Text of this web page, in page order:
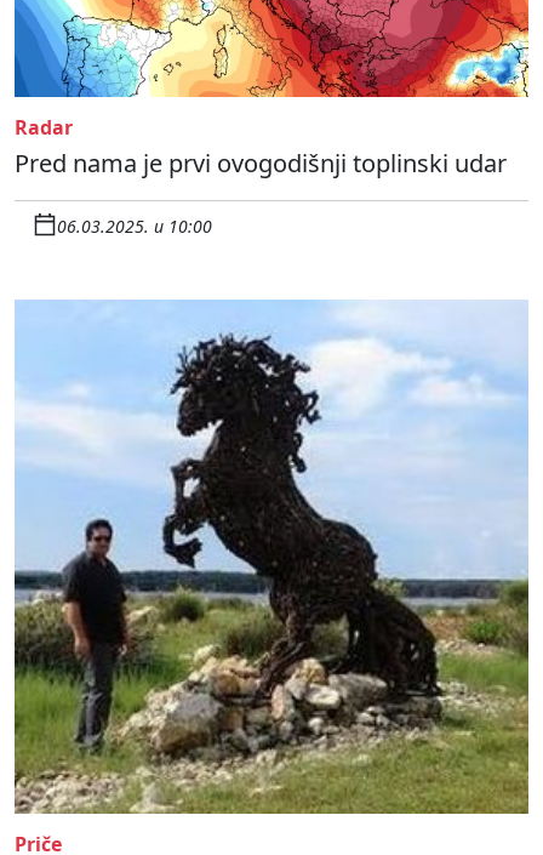
Radar
Pred nama je prvi ovogodišnji toplinski udar
06.03.2025. u 10:00
Priče